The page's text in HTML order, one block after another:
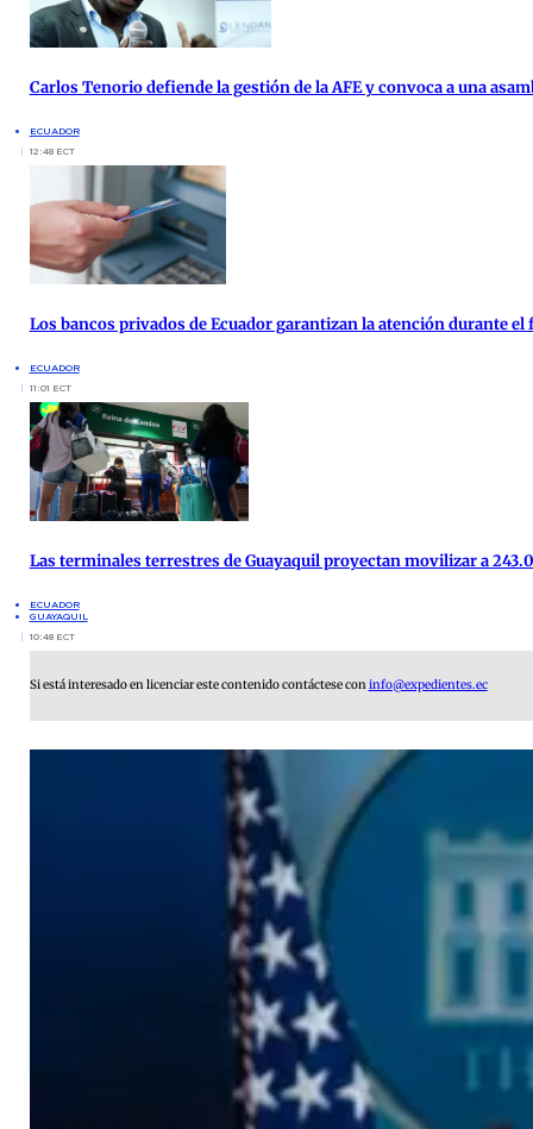
Carlos Tenorio defiende la gestión de la AFE y convoca a una
ECUADOR
12:48 ECT
Los bancos privados de Ecuador garantizan la atención durante el
ECUADOR
11:01 ECT
Las terminales terrestres de Guayaquil proyectan movilizar a
ECUADOR
GUAYAQUIL
10:48 ECT
Si está interesado en licenciar este contenido contáctese coninfo@expedientes.ec